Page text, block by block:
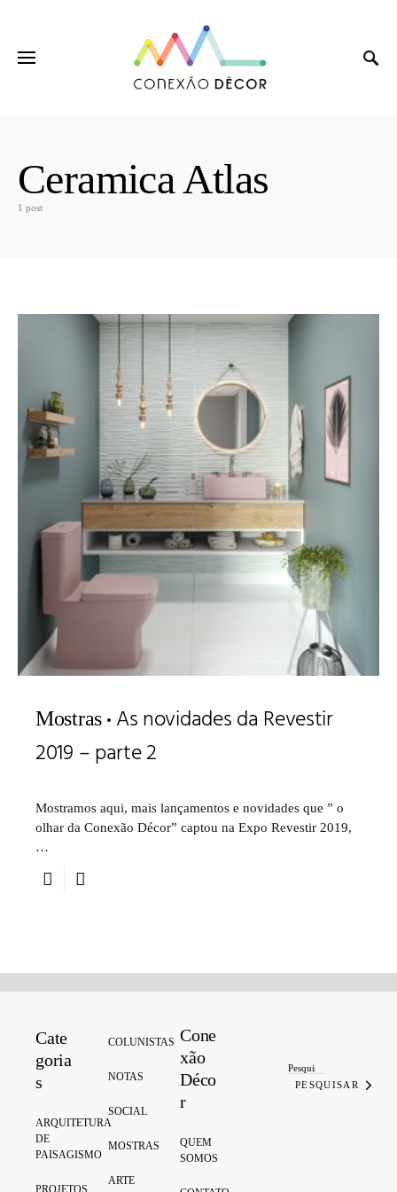
Ceramica Atlas
1 post
Mostras
As novidades da Revestir
2019 – parte 2
Mostramos aqui, mais lançamentos e novidades que ” o
olhar da Conexão Décor” captou na Expo Revestir 2019,
…
Cate
goria
s
ARQUITETURA
DE
PAISAGISMO
PROJETOS
COLUNISTAS
NOTAS
SOCIAL
MOSTRAS
ARTE
Cone
xão
Déco
r
QUEM
SOMOS
PESQUISAR